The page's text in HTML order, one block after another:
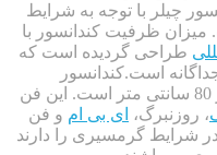
با توجه به شرایط
کندانسور با
گردیده است که
18 عدد فن با قطر 80 سانتی متر است. این فن
ای بی ام
و فن
گرمسیری را دارند